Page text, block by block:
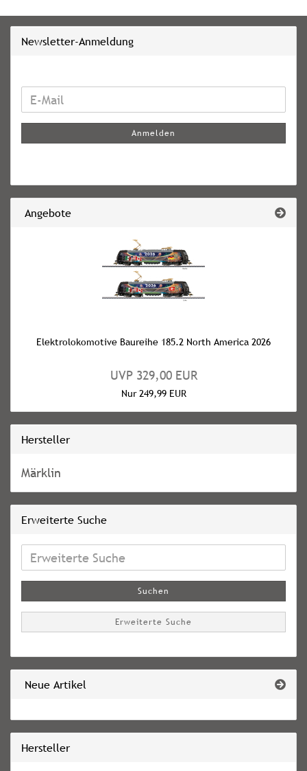
Newsletter-Anmeldung
WEITER
ZUR
ANMELDUNG
E-
Anmelden
Angebote
Elektrolokomotive Baureihe 185.2 North America 2026
UVP 329,00 EUR
Nur 249,99 EUR
Hersteller
Märklin
Erweiterte Suche
Erweiterte
Suche
Suchen
Erweiterte Suche
Neue Artikel
Hersteller